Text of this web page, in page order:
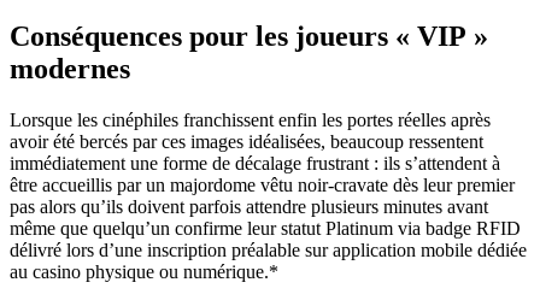
Conséquences pour les joueurs « VIP »
modernes
Lorsque les cinéphiles franchissent enfin les portes réelles après
avoir été bercés par ces images idéalisées, beaucoup ressentent
immédiatement une forme de décalage frustrant : ils s’attendent à
être accueillis par un majordome vêtu noir-cravate dès leur premier
pas alors qu’ils doivent parfois attendre plusieurs minutes avant
même que quelqu’un confirme leur statut Platinum via badge RFID
délivré lors d’une inscription préalable sur application mobile dédiée
au casino physique ou numérique.*